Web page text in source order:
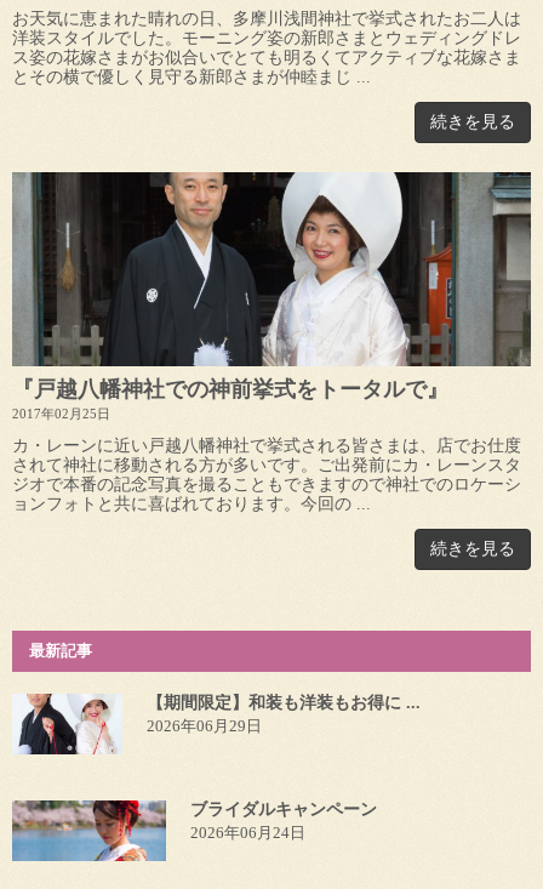
お天気に恵まれた晴れの日、多摩川浅間神社で挙式されたお二人は
洋装スタイルでした。モーニング姿の新郎さまとウェディングドレ
ス姿の花嫁さまがお似合いでとても明るくてアクティブな花嫁さま
とその横で優しく見守る新郎さまが仲睦まじ ...
続きを見る
『戸越八幡神社での神前挙式をトータルで』
2017年02月25日
カ・レーンに近い戸越八幡神社で挙式される皆さまは、店でお仕度
されて神社に移動される方が多いです。ご出発前にカ・レーンスタ
ジオで本番の記念写真を撮ることもできますので神社でのロケーシ
ョンフォトと共に喜ばれております。今回の ...
続きを見る
最新記事
【期間限定】和装も洋装もお得に ...
2026年06月29日
ブライダルキャンペーン
2026年06月24日